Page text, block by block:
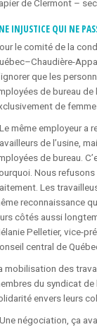
de Clermont –
INJUSTICE QUI NE
le comité de la
que les
de bureau
de
même employeur a
de l’usine,
de bureau.
Nous
Les
reconnaissance
côtés aussi
Pelletier, vice-
central de
mobilisation des
du syndicat de
envers leurs
négociation, ça